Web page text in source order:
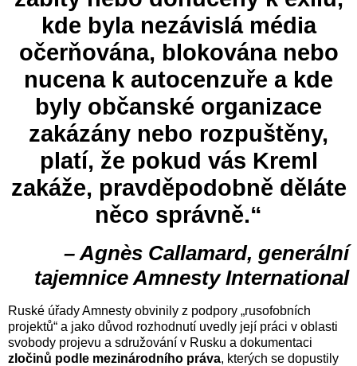
kde byla nezávislá média
očerňována, blokována nebo
nucena k autocenzuře a kde
byly občanské organizace
zakázány nebo rozpuštěny,
platí, že pokud vás Kreml
zakáže, pravděpodobně děláte
něco správně.“
– Agnès Callamard, generální
tajemnice Amnesty International
Ruské úřady Amnesty obvinily z podpory „rusofobních
projektů“ a jako důvod rozhodnutí uvedly její práci v oblasti
svobody projevu a sdružování v Rusku a dokumentaci
zločinů podle mezinárodního práva, kterých se dopustily